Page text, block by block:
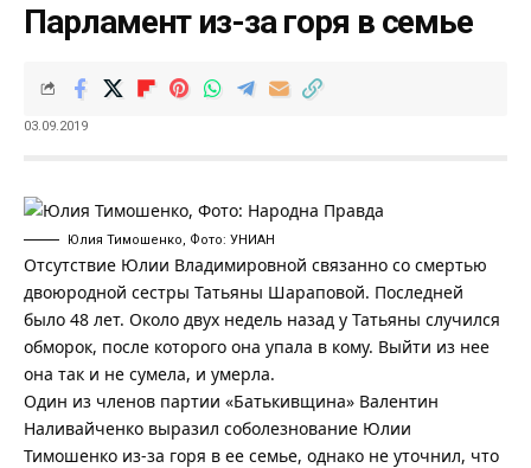
Парламент из-за горя в семье
03.09.2019
Юлия Тимошенко, Фото: УНИАН
Отсутствие Юлии Владимировной связанно со смертью
двоюродной сестры Татьяны Шараповой. Последней
было 48 лет. Около двух недель назад у Татьяны случился
обморок, после которого она упала в кому. Выйти из нее
она так и не сумела, и умерла.
Один из членов партии «Батькивщина» Валентин
Наливайченко выразил соболезнование Юлии
Тимошенко из-за горя в ее семье, однако не уточнил, что